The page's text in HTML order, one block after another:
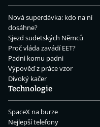
Nová superdávka: kdo na ní
dosáhne?
Sjezd sudetských Němců
Proč vláda zavádí EET?
Padni komu padni
Výpověď z práce vzor
Divoký kačer
Technologie
SpaceX na burze
Nejlepší telefony